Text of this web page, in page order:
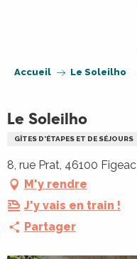
Accueil Le Soleilho
Le Soleilho
GÎTES D'ÉTAPES ET DE SÉJOURS
8, rue Prat, 46100 Figeac
M'y rendre
J'y vais en train !
Partager